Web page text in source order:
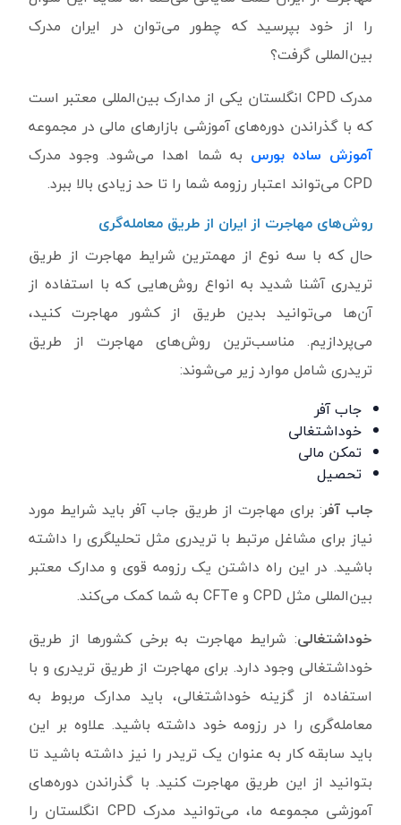
را از خود بپرسید که چطور می‌توان در ایران مدرک
بین‌المللی گرفت؟
مدرک CPD انگلستان یکی از مدارک بین‌المللی معتبر است
که با گذراندن دوره‌های آموزشی بازارهای مالی در مجموعه
آموزش ساده بورس به شما اهدا می‌شود. وجود مدرک
CPD می‌تواند اعتبار رزومه شما را تا حد زیادی بالا ببرد.
روش‌های مهاجرت از ایران از طریق معامله‌گری
حال که با سه نوع از مهمترین شرایط مهاجرت از طریق
تریدری آشنا شدید به انواع روش‌هایی که با استفاده از
آن‌ها می‌توانید بدین طریق از کشور مهاجرت کنید،
می‌پردازیم. مناسب‌ترین روش‌های مهاجرت از طریق
تریدری شامل موارد زیر می‌شوند:
جاب آفر
خوداشتغالی
تمکن مالی
تحصیل
جاب آفر: برای مهاجرت از طریق جاب آفر باید شرایط مورد
نیاز برای مشاغل مرتبط با تریدری مثل تحلیلگری را داشته
باشید. در این راه داشتن یک رزومه قوی و مدارک معتبر
بین‌المللی مثل CPD‌ و CFTe به شما کمک می‌کند.
خوداشتغالی: شرایط مهاجرت به برخی کشورها از طریق
خوداشتغالی وجود دارد. برای مهاجرت از طریق تریدری و با
استفاده از گزینه خوداشتغالی، باید مدارک مربوط به
معامله‌گری را در رزومه خود داشته باشید. علاوه بر این
باید سابقه کار به عنوان یک تریدر را نیز داشته باشید تا
بتوانید از این طریق مهاجرت کنید. با گذراندن دوره‌های
آموزشی مجموعه ما، می‌توانید مدرک CPD انگلستان را